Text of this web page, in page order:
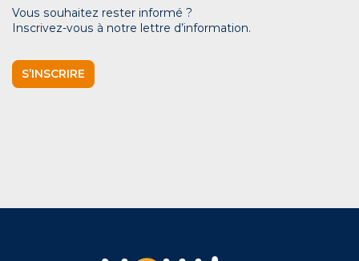
Vous souhaitez rester informé ?
Inscrivez-vous à notre lettre d’information.
S’INSCRIRE